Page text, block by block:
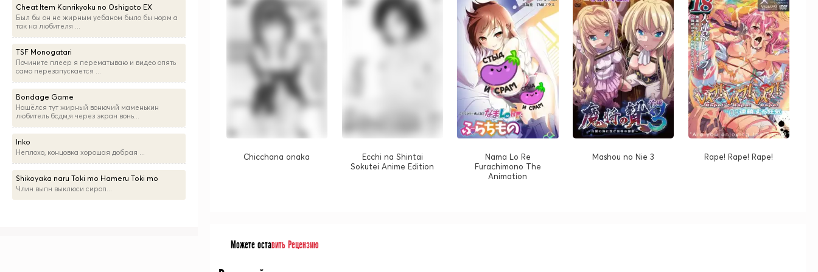
Chicchana onaka
Ecchi na Shintai
Sokutei Anime Edition
Nama Lo Re
Furachimono The
Animation
Mashou no Nie 3 Rape! Rape! Rape!
Можете оставить Рецензию
Cheat Item Kanrikyoku no Oshigoto EX
Был бы он не жирным уебаном было бы норм а
так на любителя ...
TSF Monogatari
Почините плеер я перематываю и видео опять
само перезапускается ...
Bondage Game
Нашёлся тут жирный вонючий маменькин
любитель бсдм,я через экран вонь...
Inko
Неплохо, концовка хорошая добрая ...
Shikoyaka naru Toki mo Hameru Toki mo
Члин выпн выклюси сироп...